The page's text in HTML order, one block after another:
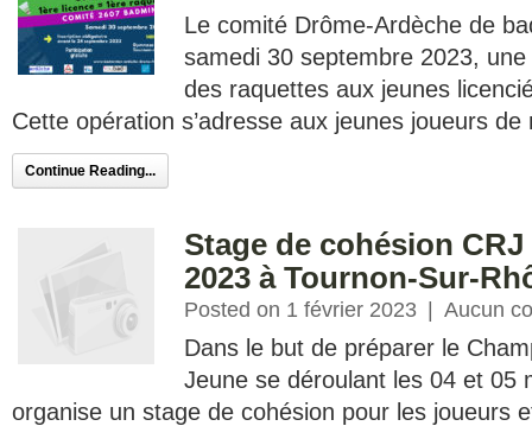
Le comité Drôme-Ardèche de
samedi 30 septembre 2023,
des raquettes aux jeunes
Cette opération s’adresse aux jeunes joueurs
Continue Reading...
Stage de cohésion
2023 à Tournon-Sur-
Posted on 1 février 2023 Aucun
Dans le but de préparer le
Jeune se déroulant les 04 et 05
organise un stage de cohésion pour les joueurs